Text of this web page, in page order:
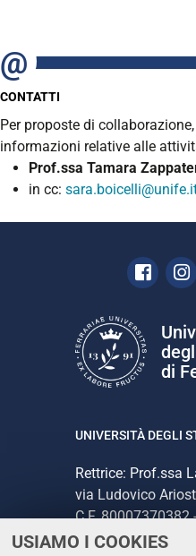
USIAMO I COOKIES
CONTATTI
Per proposte di
informazioni relative alle
Prof.ssa Tamara
in cc:
di
UNIVERSITÀ DEGLI
Rettrice: Prof.ssa
via Ludovico
C.F. 80007370382